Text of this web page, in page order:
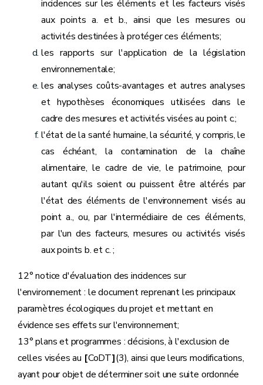
incidences sur les éléments et les facteurs visés
aux points a. et b., ainsi que les mesures ou
activités destinées à protéger ces éléments;
les rapports sur l'application de la législation
environnementale;
les analyses coûts-avantages et autres analyses
et hypothèses économiques utilisées dans le
cadre des mesures et activités visées au point c.;
l'état de la santé humaine, la sécurité, y compris, le
cas échéant, la contamination de la chaîne
alimentaire, le cadre de vie, le patrimoine, pour
autant qu'ils soient ou puissent être altérés par
l'état des éléments de l'environnement visés au
point a., ou, par l'intermédiaire de ces éléments,
par l'un des facteurs, mesures ou activités visés
aux points b. et c. ;
12° notice d'évaluation des incidences sur
l'environnement : le document reprenant les principaux
paramètres écologiques du projet et mettant en
évidence ses effets sur l'environnement;
13° plans et programmes : décisions, à l'exclusion de
celles visées au [CoDT](3), ainsi que leurs modifications,
ayant pour objet de déterminer soit une suite ordonnée